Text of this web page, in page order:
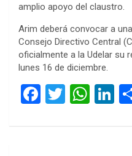
amplio apoyo del claustro.
Arim deberá convocar a
Consejo Directivo Central
oficialmente a la Udelar su
lunes 16 de diciembre.
F
ce
T
tt
W
at
Li